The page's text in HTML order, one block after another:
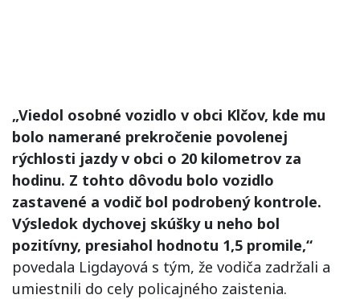
„Viedol osobné vozidlo v obci Klčov, kde mu
bolo namerané prekročenie povolenej
rýchlosti jazdy v obci o 20 kilometrov za
hodinu. Z tohto dôvodu bolo vozidlo
zastavené a vodič bol podrobený kontrole.
Výsledok dychovej skúšky u neho bol
pozitívny, presiahol hodnotu 1,5 promile,“
povedala Ligdayová s tým, že vodiča zadržali a
umiestnili do cely policajného zaistenia.